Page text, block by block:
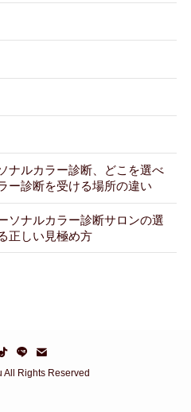
ナルカラー診断、どこを選べ
ー診断を受ける場所の違い
ソナルカラー診断サロンの選
正しい見極め方
Rights Reserved